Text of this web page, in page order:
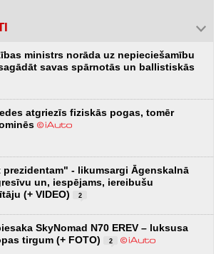
ministrs norāda uz nepieciešamību
savas spārnotās un ballistiskās
atgriezīs fiziskās pogas, tomēr
prezidentam" - likumsargi Āgenskalnā
un, iespējams, iereibušu
(+ VIDEO)
2
SkyNomad N70 EREV – luksusa
tirgum (+ FOTO)
2